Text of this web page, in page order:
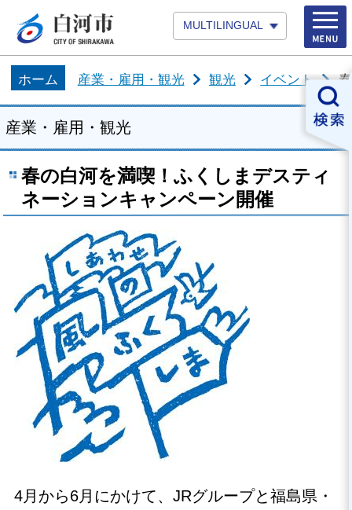
MULTILINGUAL
ホーム 産業・雇用・観光 観光 イベント
産業・雇用・観光
春の白河を満喫！ふくしまデスティ
ネーションキャンペーン開催
4月から6月にかけて、JRグループと福島県・